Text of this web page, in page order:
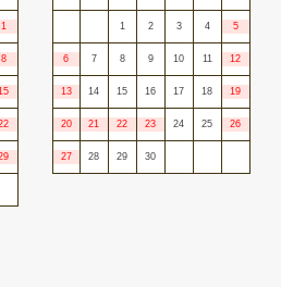
1
8
1 2 3 4 5
6 7 8 9 10 11 12
13 14 15 16 17 18 19
20 21 22 23 24 25 26
27 28 29 30